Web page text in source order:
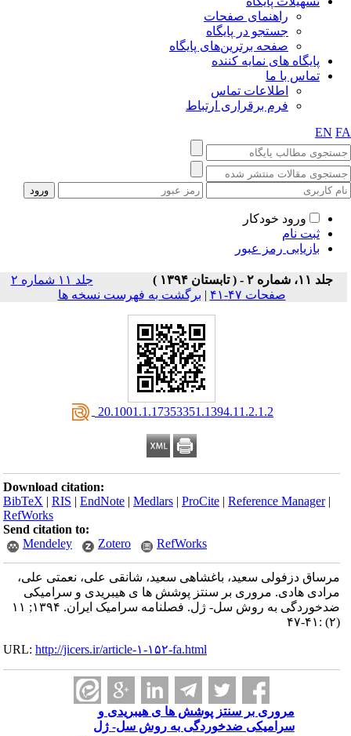
راهنمای صفحات
جستجو در پایگاه
صفحه برترین‌های پایگاه
پایگاه های نمایه کننده
تماس با ما
اطلاعات تماس
فرم برقراری ارتباط
EN
ورود خودکار
ثبت نام
بازیابی رمز عبور
جلد ۱۱، شماره ۲ - ( تابستان ۱۳۹۴ )
جلد ۱۱ شماره ۲
صفحات ۴۷-۴۱
| برگشت به فهرست نسخه ها
‎ 20.1001.1.17353351.1394.11.2.1.2
Download citation:
BibTeX |RIS |EndNote |Medlars |ProCite |Reference Manager
RefWorks
Send citation to:
Mendeley
Zotero RefWorks
مرساق دزفولی سعید، باغشاهی سعید، شانقی علی، نعمتی علی،
مرادی هادی. مروری بر سنتز پوشش ها ی هیبریدی و سرامیکی
ضدخوردگی به روش سل- ژل. فصلنامه سرامیک ایران. ۱۳۹۴; ۱۱
URL:http://jicers.ir/article-۱-۱۵۲-fa.html
مروری بر سنتز پوشش ها ی هیبریدی و
سرامیکی ضدخوردگی به روش سل- ژل